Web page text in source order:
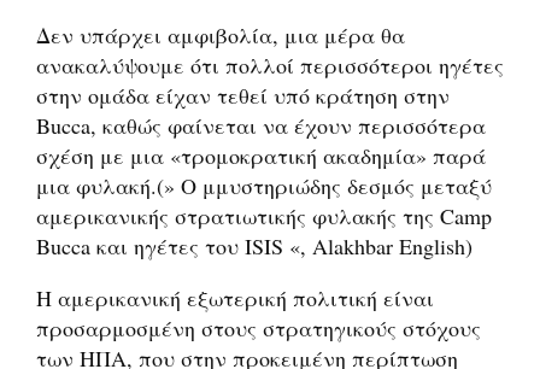
Δεν υπάρχει αμφιβολία, μια μέρα θα
ανακαλύψουμε ότι πολλοί περισσότεροι ηγέτες
στην ομάδα είχαν τεθεί υπό κράτηση στην
Bucca, καθώς φαίνεται να έχουν περισσότερα
σχέση με μια «τρομοκρατική ακαδημία» παρά
μια φυλακή.(» Ο μμυστηριώδης δεσμός μεταξύ
αμερικανικής στρατιωτικής φυλακής της Camp
Bucca και ηγέτες του ISIS «, Alakhbar English)
Η αμερικανική εξωτερική πολιτική είναι
προσαρμοσμένη στoυς στρατηγικούς στόχους
των ΗΠΑ, που στην προκειμένη περίπτωση